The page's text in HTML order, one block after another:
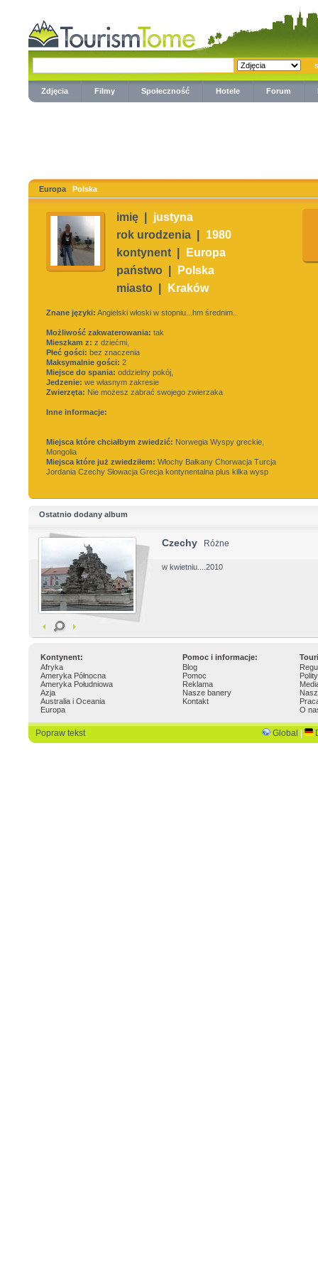
Zdjęcia Filmy Społeczność Hotele Forum
Europa Polska
imię |
justyna
rok urodzenia |
1980
kontynent |
Europa
państwo |
Polska
miasto |
Kraków
Znane języki: Angielski włoski w stopniu...hm średnim..
Możliwość zakwaterowania: tak
Mieszkam z: z dziećmi,
Płeć gości: bez znaczenia
Maksymalnie gości: 2
Miejsce do spania: oddzielny pokój,
Jedzenie: we własnym zakresie
Zwierzęta: Nie możesz zabrać swojego zwierzaka
Inne informacje:
Miejsca które chciałbym zwiedzić: Norwegia Wyspy greckie,
Mongolia
Miejsca które już zwiedziłem: Włochy Bałkany Chorwacja Turcja
Jordania Czechy Słowacja Grecja kontynentalna plus kilka wysp
Ostatnio dodany album
Czechy Różne
w kwietniu....2010
Kontynent: Pomoc i informacje:
Afryka
Ameryka Północna
Ameryka Południowa
Azja
Australia i Oceania
Europa
Blog
Pomoc
Reklama
Nasze banery
Kontakt
O
Popraw tekst Global